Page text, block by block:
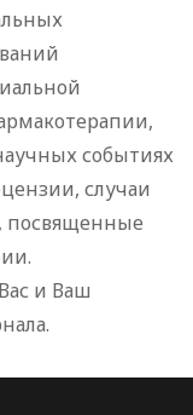
событиях
случаи
посвященные
и Ваш